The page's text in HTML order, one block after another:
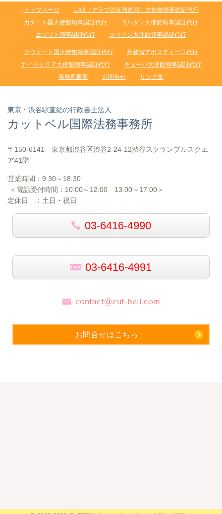
トップページ
UAE（アラブ首長国連邦）大使館領事認証代行
カタール国大使館領事認証代行
ヨルダン大使館領事認証代行
エジプト領事認証代行
スペイン大使館領事認証代行
クウェート国大使館領事認証代行
外務省アポスティーユ代行
ナイジェリア大使館領事認証代行
キューバ大使館領事認証代行
事務所概要
お問合せ リンク集
東京・渋谷駅直結の行政書士法人
カットベル国際法務事務所
〒150-6141 東京都渋谷区渋谷2-24-12渋谷スクランブルスクエ
ア41階
営業時間： 9:30～18:30
＜電話受付時間： 10:00～12:00 13:00～17:00＞
定休日 ：土日・祝日
03-6416-4990
03-6416-4991
contact@cut-bell.com
お問合せはこちら